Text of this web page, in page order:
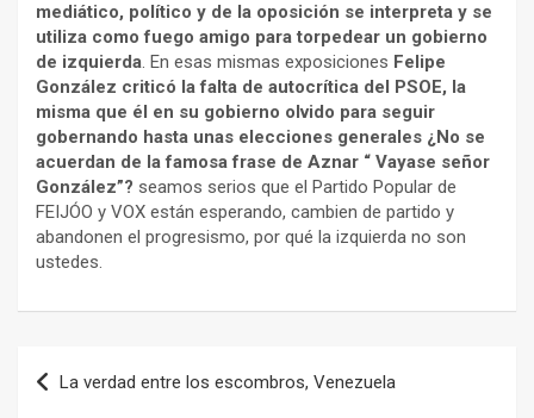
mediático, político y de la oposición se interpreta y se
utiliza como fuego amigo para torpedear un gobierno
de izquierda. En esas mismas exposiciones Felipe
González criticó la falta de autocrítica del PSOE, la
misma que él en su gobierno olvido para seguir
gobernando hasta unas elecciones generales ¿No se
acuerdan de la famosa frase de Aznar “ Vayase señor
González”? seamos serios que el Partido Popular de
FEIJÓO y VOX están esperando, cambien de partido y
abandonen el progresismo, por qué la izquierda no son
ustedes.
Navegación
de
La verdad entre los escombros, Venezuela